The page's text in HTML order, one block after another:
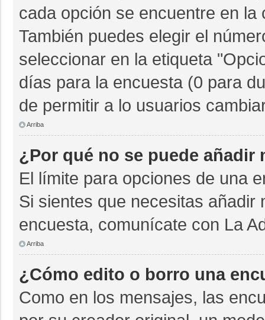
cada opción se encuentre en
También puedes elegir el
seleccionar en la etiqueta
días para la encuesta (0 para
de permitir a lo usuarios
Arriba
¿Por qué no se puede añadir
El límite para opciones de una
Si sientes que necesitas añadir
encuesta, comunícate con La
Arriba
¿Cómo edito o borro una
Como en los mensajes, las